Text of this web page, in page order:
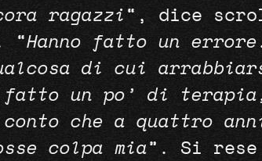
ragazzi “, dice
“Hanno fatto un
di cui
fatto un po’ di
conto che a quattro
colpa mia”. Si rese